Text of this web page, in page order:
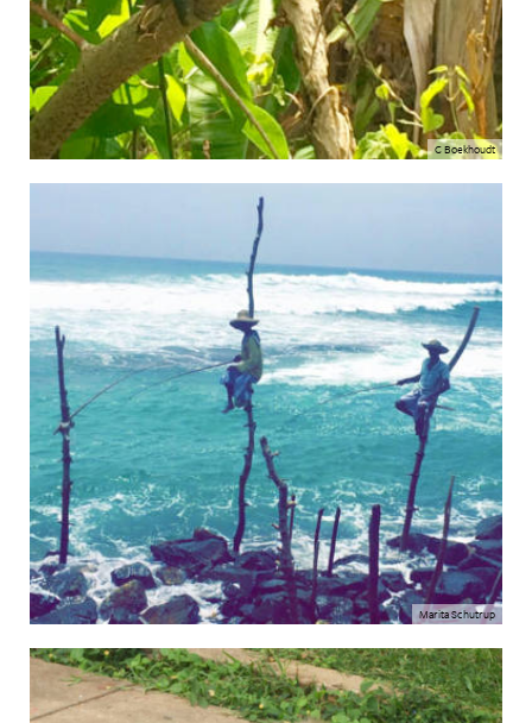
C Boekhoudt
Marita Schutrup